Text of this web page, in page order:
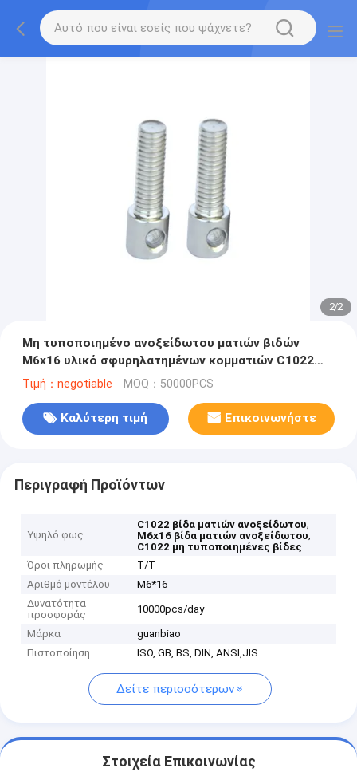
2/2
Μη τυποποιημένο ανοξείδωτου ματιών βιδών
M6x16 υλικό σφυρηλατημένων κομματιών C1022
μεγέθους κρύο
Τιμή：negotiable MOQ：50000PCS
Καλύτερη τιμή Επικοινωνήστε
Περιγραφή Προϊόντων
Υψηλό φως
C1022 βίδα ματιών ανοξείδωτου,
M6x16 βίδα ματιών ανοξείδωτου,
C1022 μη τυποποιημένες βίδες
Όροι πληρωμής
T/T
Αριθμό μοντέλου
M6*16
Δυνατότητα
προσφοράς
10000pcs/day
Μάρκα
guanbiao
Πιστοποίηση
ISO, GB, BS, DIN, ANSI,JIS
Δείτε περισσότερων
Στοιχεία Επικοινωνίας